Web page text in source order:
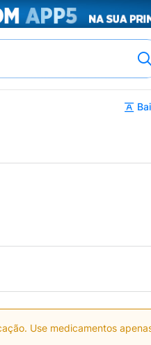
Use medicamentos